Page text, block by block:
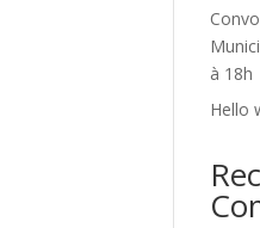
à 18h
Hello